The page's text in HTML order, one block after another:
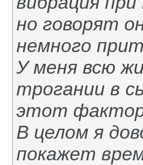
но говорят
немного
У меня всю
трогании в
этот
В целом я
покажет